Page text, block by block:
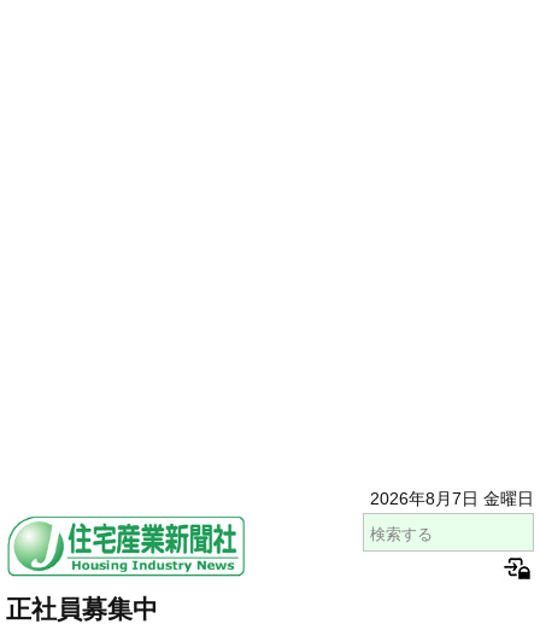
2026年8月7日 金曜日
正社員募集中